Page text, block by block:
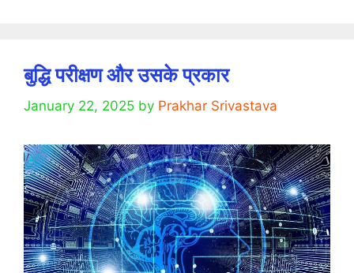
बुद्धि परीक्षण और उसके प्रकार
January 22, 2025 by Prakhar Srivastava